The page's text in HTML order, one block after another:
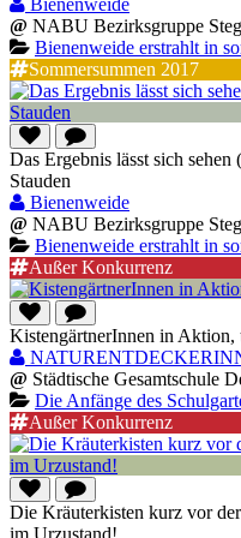
@ NABU Bezirksgruppe
Bienenweide erstrahlt in
Sommersummen 2017
Das Ergebnis lässt sich
Stauden
Bienenweide
@ NABU Bezirksgruppe
Bienenweide erstrahlt in
Außer Konkurrenz
KistengärtnerInnen in
@ Städtische Gesamtschule
Die Anfänge des
Außer Konkurrenz
Die Kräuterkisten kurz vor
im Urzustand!